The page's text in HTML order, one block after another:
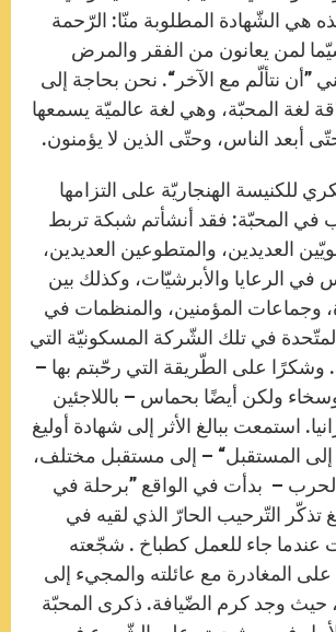
هي الشّهادة المطلوبة منّا: الرّحمة
لمن يعانون من الفقر والمرض
”أن نتألّم مع الآخر“. نحن بحاجة إلى
لغة المحبّة، وهي لغة عالميّة يسمعها
أبعد الناس، وحتّى الذين لا يؤمنون.
للكنيسة الهنجاريّة على التزامها
في المحبّة: فقد أنشأتم شبكة تربط
العديدين، والمتطوعين العديدين،
في الرعايا والأبرشيّات، وكذلك بين
وجماعات المؤمنين، والمنظمات في
في تلك الشّركة المسكونيّة التي
وشكرًا على الطّريقة التي رحّبتم بها –
ولكن أيضًا بحماس – باللاجئين
استمعت ببالغ الأثر إلى شهادة أوليغ
إلى المستقبل“ – إلى مستقبل مختلف،
– بدأت في الواقع ”برحلة في
تذكّر التّرحيب الحارّ الذي لقيه في
عندما جاء للعمل كطباخ . شجّعته
المغادرة مع عائلته والمجيء إلى
حيث وجد كرم الضّيافة. ذكرى المحبّة